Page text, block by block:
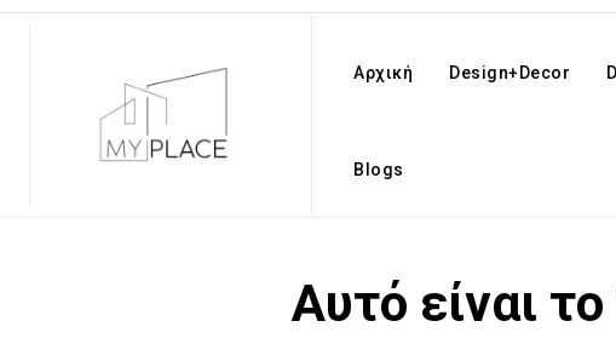
Αρχική Design+Decor
Blogs
Αυτό είναι